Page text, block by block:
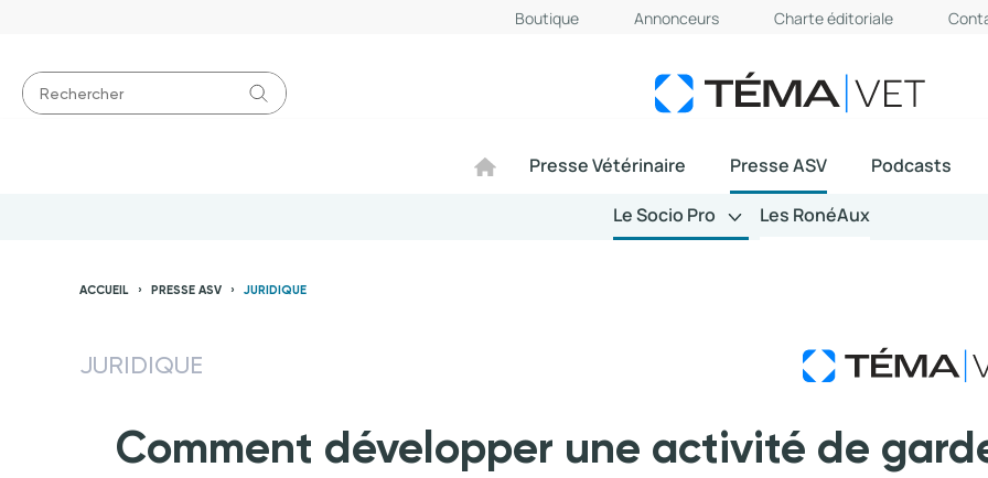
Boutique Annonceurs Charte éditoriale
Presse Vétérinaire Presse ASV
Le Socio Pro Les RonéAux
Podcasts
ACCUEIL PRESSE ASV JURIDIQUE
JURIDIQUE
Comment développer une activité de